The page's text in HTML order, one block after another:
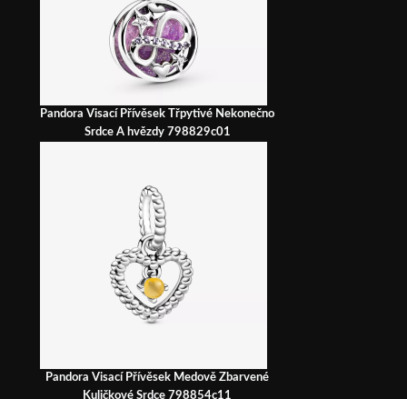
Pandora Visací Přívěsek Třpytivé Nekonečno
Srdce A hvězdy 798829c01
Pandora Visací Přívěsek Medově Zbarvené
Kuličkové Srdce 798854c11